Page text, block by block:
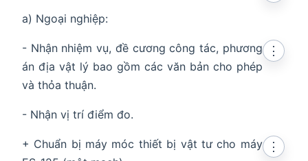
a) Ngoại nghiệp:
- Nhận nhiệm vụ, đề cương công tác, phương
án địa vật lý bao gồm các văn bản cho phép
và thỏa thuận.
⋮
- Nhận vị trí điểm đo.
+ Chuẩn bị máy móc thiết bị vật tư cho máy
⋮